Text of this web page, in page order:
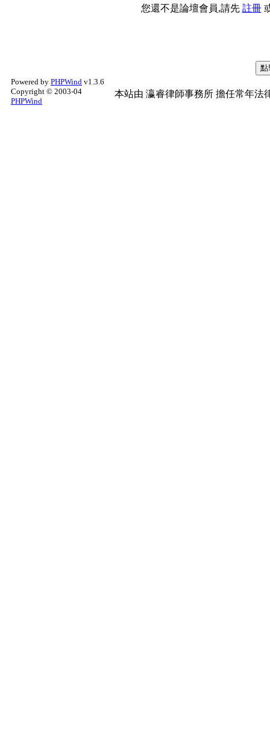
您還不是論壇會員,請先 註冊
Powered by PHPWind v1.3.6
Copyright © 2003-04
PHPWind
本站由 瀛睿律師事務所 擔任常年法